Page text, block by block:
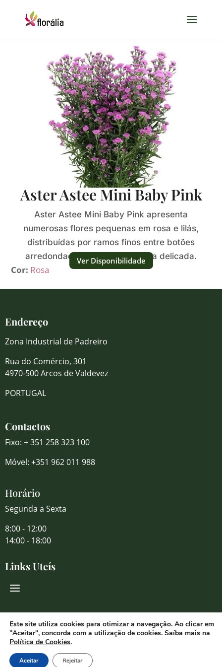
Aster Astee Mini Baby Pink
Aster Astee Mini Baby Pink apresenta
numerosas flores pequenas em rosa e lilás,
distribuídas por ramos finos entre botões
arredondados que criam textura delicada.
Cor: Rosa
Ver Disponibilidade
Endereço
Zona Industrial de Padreiro
Rua do Comércio, 301
4970-500 Arcos de Valdevez
PORTUGAL
Contactos
Fixo: + 351 258 323 100
Móvel: +351 962 011 988
Horário
Segunda a Sexta
8:00 - 12:00
14:00 - 18:00
Links Uteís
Redes Sociais
© 2026 Florália Comércio de Flores
Este site utiliza cookies para otimizar a navegação. Ao clicar em
"Aceitar", concorda com a utilização de cookies. Saíba mais na
Política de Cookies.
Aceitar Rejeitar